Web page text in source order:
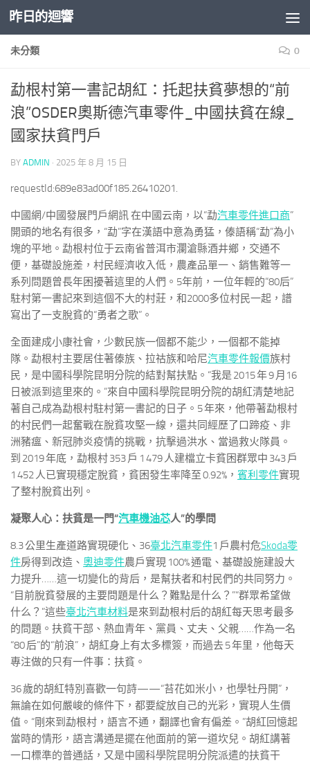
Skip to content
昨日的迴響
未分類 0
勐根村第一書記胡紅：托起扶貧夢想的“前
浪”OSDER奧斯德汽車零件_中國扶貧在線_
國家扶貧門戶
BY ADMIN · 2025 年 8 月 15 日
requestId:689e83ad00f185.26410201.
中國網/中國發展門戶網訊 在中國云南，以“勐汽車零件進口商”
開頭的地名有很多，“勐”字在漢語中意為勇猛，傣語稱“勐”為小
塊的平地。勐根村位于云南省普洱市瀾滄縣酒井鄉，交通不
便，基礎設施差，村民經濟收入低，農產品單一、銷售難等一
系列問題曾長年困擾著這里的人們。5年前，一位年輕的“80后”
駐村第一書記來到這個不大的村莊，和2000多位村民一起，譜
寫出了一支脫貧的“勇者之歌”。
全面建成小康社會，少數民族一個都不能少，一個都不能掉
隊。勐根村主要居住著傣族、拉祜族和哈尼汽車零件報價族村
民，是中國科學院昆明分院的結對幫扶點。“我是 2015 年 9 月16
日被派到這里來的。”來自中國科學院昆明分院的胡紅清楚地記
著自己成為勐根村駐村第一書記的日子。5 年來，他帶著勐根村
的村民們一起奮戰在脫貧攻堅一線，還共同經歷了口蹄疫、非
洲豬瘟、新冠肺炎疫情的挑戰，抗擊過洪水、當過救火隊員。
到 2019 年底，勐根村 353 戶 1 479 人建檔立卡貧困群眾中 343 戶
1 452 人已實現穩定脫貧，貧困發生率降至 0.92%， 賓利零件實現
了整村脫貧出列。
凝聚人心：扶貧是一門“汽車機油芯人”的學問
8.3 公里生產道路實現硬化、36臺北汽車零件1 戶農村危Skoda零
件房得到改造、 奧迪零件農戶實現 100% 通電、基礎設施建設大
力提升……這一切變化的背后，是幫扶者和村民們的共同努力。
“目前脫貧發展的主要問題是什么？難點是什么？”“群眾希望做
什么？”這些臺北汽車材料是來到勐根村后的胡紅每天思考最多
的問題。扶貧干部、熱血青年、黨員、丈夫、父親……作為一名
“80 后”的“前浪”，胡紅身上有太多標簽，而過去 5 年里，他每天
專注做的只有一件事：扶貧。
36 歲的胡紅特別喜歡一句詩——“苔花如米小，也學牡丹開”，
無論在如何嚴峻的條件下，都要綻放自己的光彩，實現人生價
值。“剛來到勐根村，語言不通，翻譯也會有偏差。”胡紅回憶起
當時的情形，語言溝通是擺在他面前的第一道坎兒。胡紅講著
一口標準的普通話，又是中國科學院昆明分院派遣的扶貧干